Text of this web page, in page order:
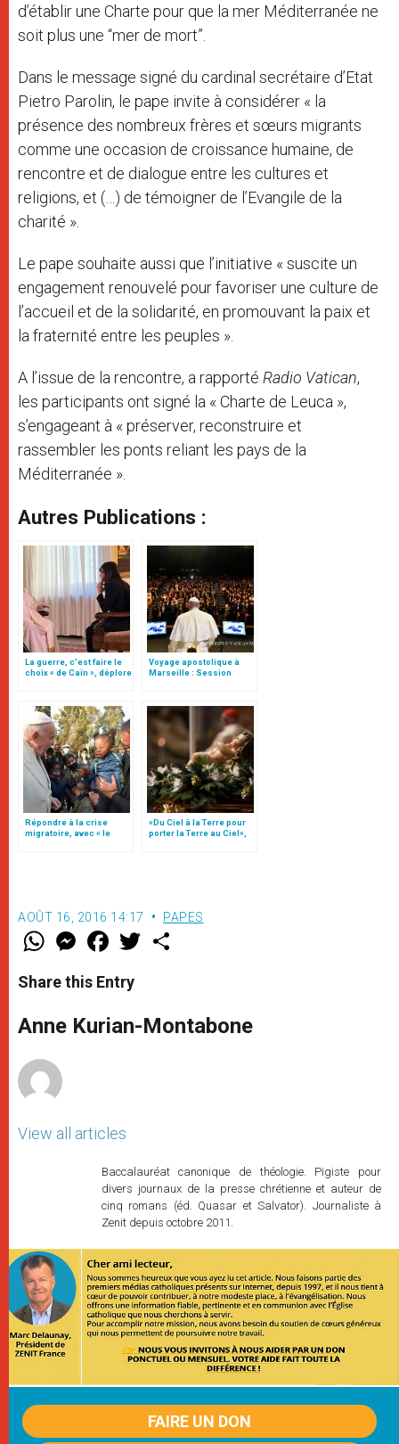
d’établir une Charte pour que la mer Méditerranée ne
soit plus une “mer de mort”.
Dans le message signé du cardinal secrétaire d’Etat
Pietro Parolin, le pape invite à considérer « la
présence des nombreux frères et sœurs migrants
comme une occasion de croissance humaine, de
rencontre et de dialogue entre les cultures et
religions, et (…) de témoigner de l’Evangile de la
charité ».
Le pape souhaite aussi que l’initiative « suscite un
engagement renouvelé pour favoriser une culture de
l’accueil et de la solidarité, en promouvant la paix et
la fraternité entre les peuples ».
A l’issue de la rencontre, a rapporté Radio Vatican,
les participants ont signé la « Charte de Leuca »,
s’engageant à « préserver, reconstruire et
rassembler les ponts reliant les pays de la
Méditerranée ».
Autres Publications :
La guerre, c’est faire le
choix « de Caïn », déplore
Voyage apostolique à
Marseille : Session
méditerranéennes
Répondre à la crise
migratoire, avec « le
«Du Ciel à la Terre pour
porter la Terre au Ciel»,
AOÛT 16, 2016 14:17 PAPES
W
t
s
p
p
M
e
s
e
g
e
F
a
e
b
o
k
w
r
Share this Entry
Anne Kurian-Montabone
View all articles
Baccalauréat canonique de théologie. Pigiste pour
divers journaux de la presse chrétienne et auteur de
cinq romans (éd. Quasar et Salvator). Journaliste à
Zenit depuis octobre 2011.
FAIRE UN DON